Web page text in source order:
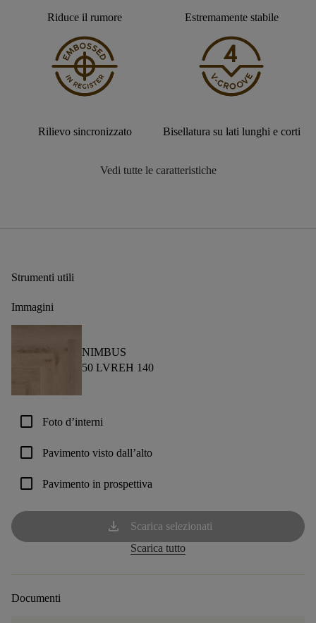
Riduce il rumore Estremamente stabile
Rilievo sincronizzato Bisellatura su lati lunghi e corti
Vedi tutte le caratteristiche
Strumenti utili
Immagini
NIMBUS
50 LVREH 140
check_box_outline_blank Foto d’interni
check_box_outline_blank Pavimento visto dall’alto
check_box_outline_blank Pavimento in prospettiva
download
Scarica selezionati
Scarica tutto
Documenti